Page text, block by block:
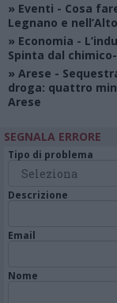
» Eventi - Cosa
Legnano e
» Economia -
Spinta dal
» Arese -
droga: quattro
Arese
SEGNALA ERRORE
Tipo di problema
Descrizione
Email
Nome